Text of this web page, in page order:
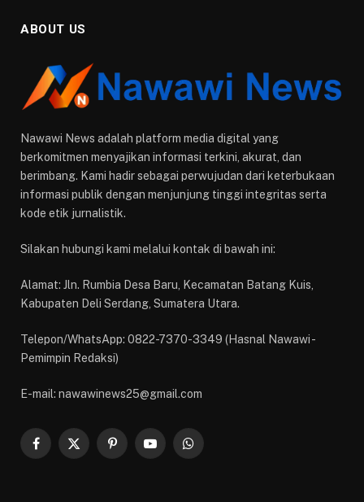
ABOUT US
Nawawi News adalah platform media digital yang
berkomitmen menyajikan informasi terkini, akurat, dan
berimbang. Kami hadir sebagai perwujudan dari keterbukaan
informasi publik dengan menjunjung tinggi integritas serta
kode etik jurnalistik.
Silakan hubungi kami melalui kontak di bawah ini:
Alamat: Jln. Rumbia Desa Baru, Kecamatan Batang Kuis,
Kabupaten Deli Serdang, Sumatera Utara.
Telepon/WhatsApp: 0822-7370-3349 (Hasnal Nawawi -
Pemimpin Redaksi)
E-mail: nawawinews25@gmail.com
Facebook
X
PinterestYouTubeWhatsApp